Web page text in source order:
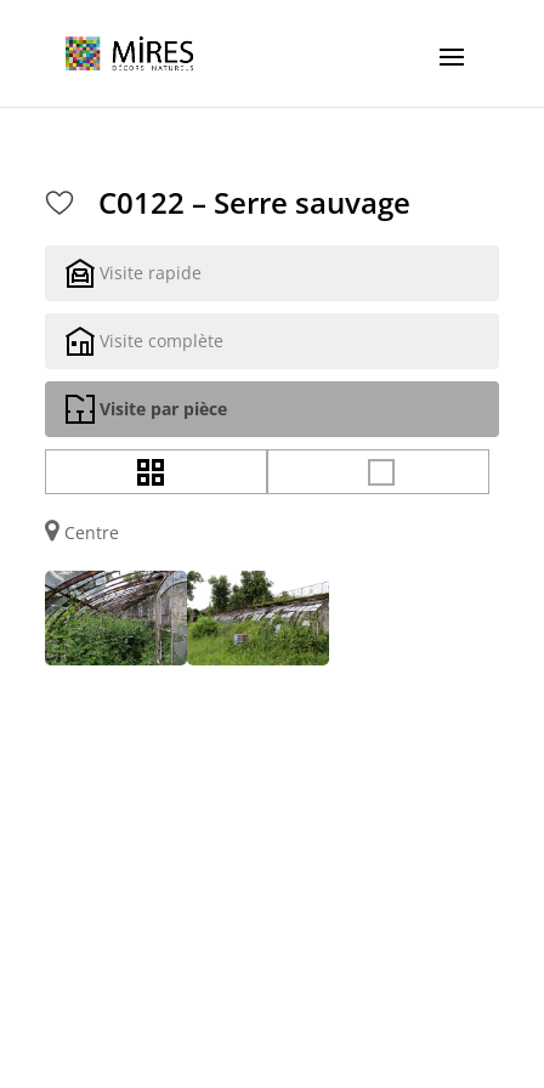
C0122 – Serre sauvage
Visite rapide
Visite complète
Visite par pièce
Centre